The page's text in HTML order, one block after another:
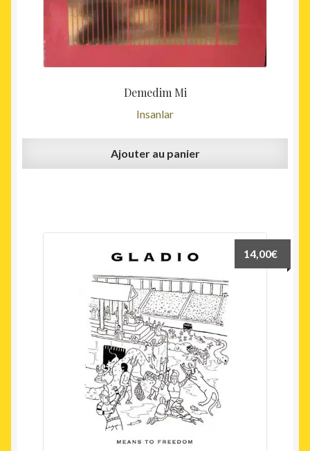
Demedim Mi
Insanlar
Ajouter au panier
14,00€